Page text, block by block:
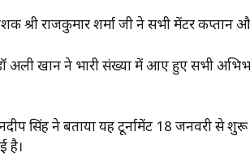
श्री राजकुमार शर्मा जी ने सभी मेंटर कप्तान
अली खान ने भारी संख्या में आए हुए सभी
सिंह ने बताया यह टूर्नामेंट 18 जनवरी से
है।